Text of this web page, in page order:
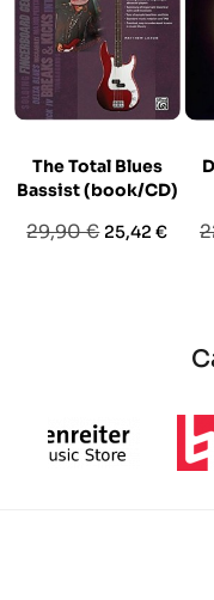
The Total Blues
Bassist (book/CD)
Prezzo
29,90 € Prezzo
25,42 €